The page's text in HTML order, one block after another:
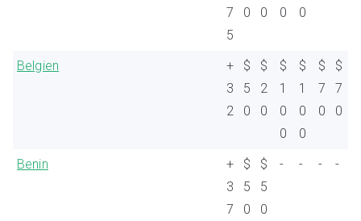
7
5
0
0
0
0
Belgien
+
3
2
$
5
0
$
2
0
$
1
0
0
$
1
0
0
$
7
0
$
7
0
Benin
+
3
7
$
5
0
$
5
0
- - - -